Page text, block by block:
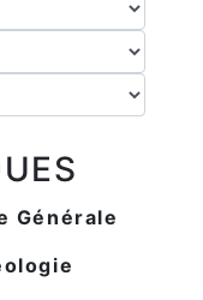
Générale